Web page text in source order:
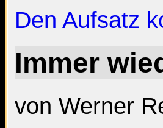
Den Aufsatz
Immer
von Werner